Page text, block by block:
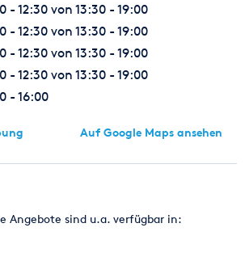
- 12:30 von 13:30 - 19:00
- 12:30 von 13:30 - 19:00
- 12:30 von 13:30 - 19:00
- 12:30 von 13:30 - 19:00
- 16:00
Auf Google Maps ansehen
Angebote sind u.a. verfügbar in: